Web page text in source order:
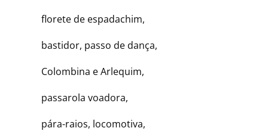
florete de espadachim,
bastidor, passo de dança,
Colombina e Arlequim,
passarola voadora,
pára-raios, locomotiva,